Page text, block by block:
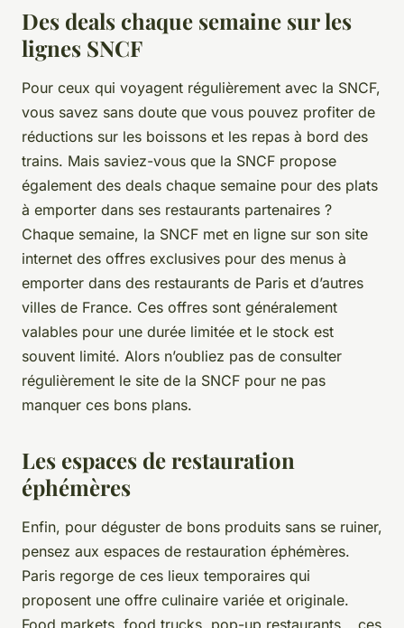
Des deals chaque semaine sur les
lignes SNCF
Pour ceux qui voyagent régulièrement avec la SNCF,
vous savez sans doute que vous pouvez profiter de
réductions sur les boissons et les repas à bord des
trains. Mais saviez-vous que la SNCF propose
également des deals chaque semaine pour des plats
à emporter dans ses restaurants partenaires ?
Chaque semaine, la SNCF met en ligne sur son site
internet des offres exclusives pour des menus à
emporter dans des restaurants de Paris et d’autres
villes de France. Ces offres sont généralement
valables pour une durée limitée et le stock est
souvent limité. Alors n’oubliez pas de consulter
régulièrement le site de la SNCF pour ne pas
manquer ces bons plans.
Les espaces de restauration
éphémères
Enfin, pour déguster de bons produits sans se ruiner,
pensez aux espaces de restauration éphémères.
Paris regorge de ces lieux temporaires qui
proposent une offre culinaire variée et originale.
Food markets, food trucks, pop-up restaurants… ces